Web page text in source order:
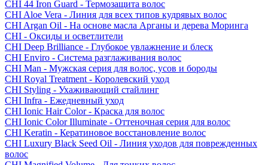
CHI 44 Iron Guard - Термозащита волос
CHI Aloe Vera - Линия для всех типов кудрявых волос
CHI Argan Oil - На основе масла Арганы и дерева Моринга
CHI - Оксиды и осветлители
CHI Deep Brilliance - Глубокое увлажнение и блеск
CHI Enviro - Система разглаживания волос
CHI Man - Мужская серия для волос, усов и бороды
CHI Royal Treatment - Королевский уход
CHI Styling - Ухаживающий стайлинг
CHI Infra - Ежедневный уход
CHI Ionic Hair Color - Краска для волос
CHI Ionic Color Illuminate - Оттеночная серия для волос
CHI Keratin - Кератиновое восстановление волос
CHI Luxury Black Seed Oil - Линия уходов для поврежденных
волос